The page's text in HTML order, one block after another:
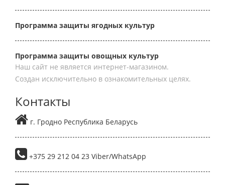
Программа защиты ягодных культур
Программа защиты овощных культур
Наш сайт не является интернет-магазином.
Создан исключительно в ознакомительных целях.
Контакты
г. Гродно Республика Беларусь
+375 29 212 04 23 Viber/WhatsApp